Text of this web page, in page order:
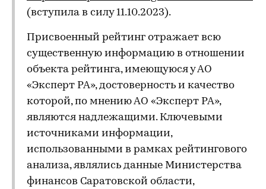
(вступила в силу 11.10.2023).
Присвоенный рейтинг отражает всю
существенную информацию в отношении
объекта рейтинга, имеющуюся у АО
«Эксперт РА», достоверность и качество
которой, по мнению АО «Эксперт РА»,
являются надлежащими. Ключевыми
источниками информации,
использованными в рамках рейтингового
анализа, являлись данные Министерства
финансов Саратовской области,